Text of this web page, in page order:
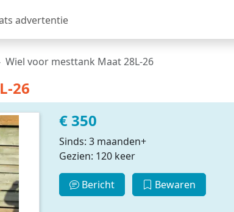
advertentie
Wiel voor mesttank Maat 28L-26
26
€ 350
Sinds: 3 maanden+
Gezien: 120 keer
Bericht Bewaren